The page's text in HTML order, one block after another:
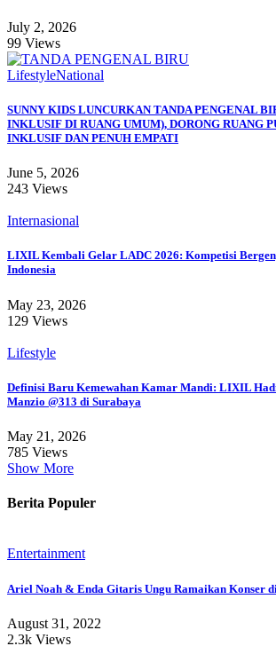
July 2, 2026
99 Views
LifestyleNational
SUNNY KIDS LUNCURKAN TANDA PENGENAL
INKLUSIF DI RUANG UMUM), DORONG RUANG
INKLUSIF DAN PENUH EMPATI
June 5, 2026
243 Views
Internasional
LIXIL Kembali Gelar LADC 2026: Kompetisi
Indonesia
May 23, 2026
129 Views
Lifestyle
Definisi Baru Kemewahan Kamar Mandi: LIXIL
Manzio @313 di Surabaya
May 21, 2026
785 Views
Show More
Berita Populer
Entertainment
Ariel Noah & Enda Gitaris Ungu Ramaikan Konser
August 31, 2022
2.3k Views